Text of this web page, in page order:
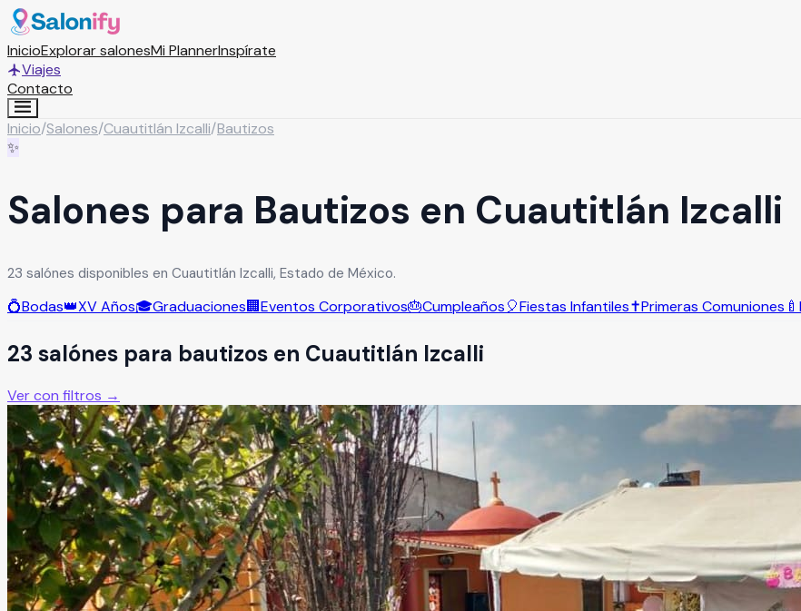
InicioExplorar salonesMi PlannerInspírate
Viajes
Contacto
Inicio/Salones/Cuautitlán Izcalli/Bautizos
✨
Salones para Bautizos en Cuautitlán Izcalli
23 salónes disponibles en Cuautitlán Izcalli, Estado de México.
💍Bodas👑XV Años🎓Graduaciones🏢Eventos Corporativos🎂Cumpleaños🎈Fiestas Infantiles✝️Primeras Comuniones 🍼
23 salónes para bautizos en Cuautitlán Izcalli
Ver con filtros →